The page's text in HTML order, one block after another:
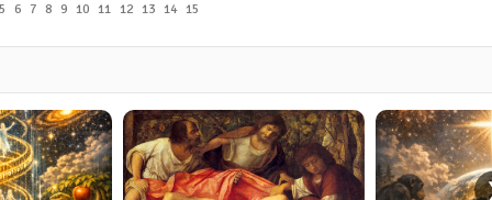
5 6 7 8 9 10 11 12 13 14 15